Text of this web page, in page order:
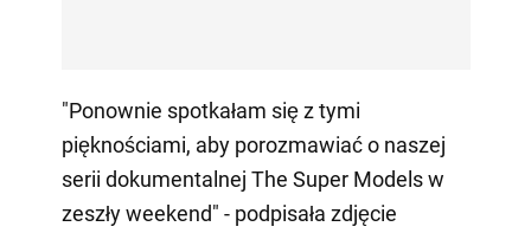
"Ponownie spotkałam się z tymi
pięknościami, aby porozmawiać o naszej
serii dokumentalnej The Super Models w
zeszły weekend" - podpisała zdjęcie